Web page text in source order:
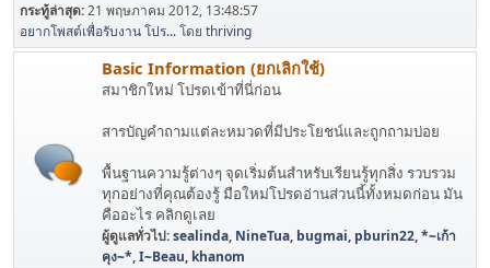
กระทู้ล่าสุด:21 พฤษภาคม 2012, 13:48:57
อยากโพสต์เพื่อรับงาน โปร...โดย thriving
Basic Information (ยกเลิกใช้)
สมาชิกใหม่ โปรดเข้าที่นี่ก่อน
สารบัญคำถามแต่ละหมวดที่มีประโยชน์และถูกถามบ่อย
พื้นฐานความรู้ต่างๆ จุดเริ่มต้นสำหรับเรียนรู้ทุกสิ่ง รวบรวม
ทุกอย่างที่คุณต้องรู้ มือใหม่โปรดอ่านส่วนนี้ทั้งหมดก่อน มัน
คืออะไร คลิกดูเลย
ผู้ดูแลทั่วไป:sealinda, NineTua, bugmai, pburin22,*~เก้า
คุง~*,I~Beau, khanom